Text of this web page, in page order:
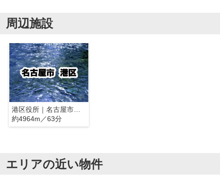
周辺施設
港区役所｜名古屋市港区
約4964m／63分
エリアの近い物件